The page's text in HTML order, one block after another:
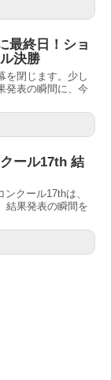
最終日！ショ
決勝
を閉じます。少し
発表の瞬間に、今
ール17th 結
クール17thは、
結果発表の瞬間を